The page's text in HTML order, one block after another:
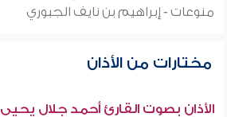
منوعات - إبراهيم بن نايف الجبوري
مختارات من الأذان
الأذان بصوت القارئ أحمد جلال يحيى